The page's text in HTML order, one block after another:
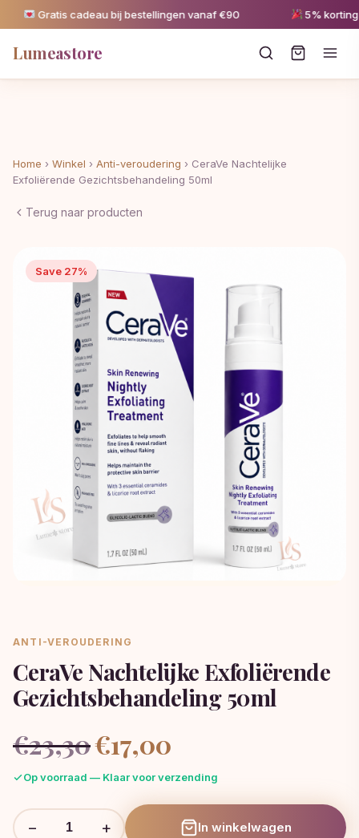
Gratis cadeau bij bestellingen vanaf €90 5% korting
Lumeastore
Home › Winkel › Anti-veroudering › CeraVe Nachtelijke
Exfoliërende Gezichtsbehandeling 50ml
Terug naar producten
Save 27%
ANTI-VEROUDERING
CeraVe Nachtelijke Exfoliërende
Gezichtsbehandeling 50ml
€23,30
Oorspronkelijke
prijs
was:
€17,00
is:
Op voorraad — Klaar voor verzending
− + In winkelwagen